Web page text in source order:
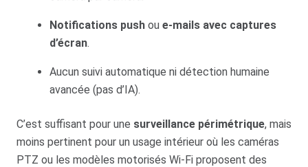
Notifications push ou e-mails avec captures
d’écran.
Aucun suivi automatique ni détection humaine
avancée (pas d’IA).
C’est suffisant pour une surveillance périmétrique, mais
moins pertinent pour un usage intérieur où les caméras
PTZ ou les modèles motorisés Wi-Fi proposent des